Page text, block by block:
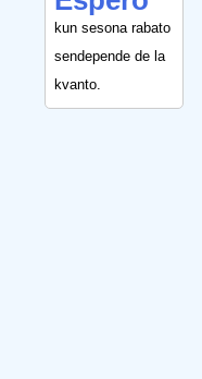
kun sesona rabato
sendepende de la
kvanto.